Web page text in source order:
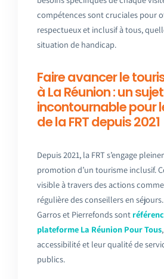
compétences sont cruciales pour
respectueux et inclusif à tous,
situation de handicap.
Faire avancer le
à La Réunion : un sujet
incontournable pour
de la FRT depuis 2021
Depuis 2021, la FRT s’engage
promotion d’un tourisme inclusif.
visible à travers des actions
régulière des conseillers en
Garros et Pierrefonds sont
plateforme La Réunion Pour Tous
accessibilité et leur qualité de
publics.